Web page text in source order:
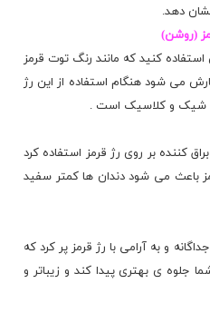
دهد.
کنید که مانند رنگ توت قرمز
می شود هنگام استفاده از این رژ
شیک و کلاسیک است .
کننده بر روی رژ قرمز استفاده کرد
باعث می شود دندان ها کمتر سفید
و به آرامی با رژ قرمز پر کرد که
جلوه ی بهتری پیدا کند و زیباتر و